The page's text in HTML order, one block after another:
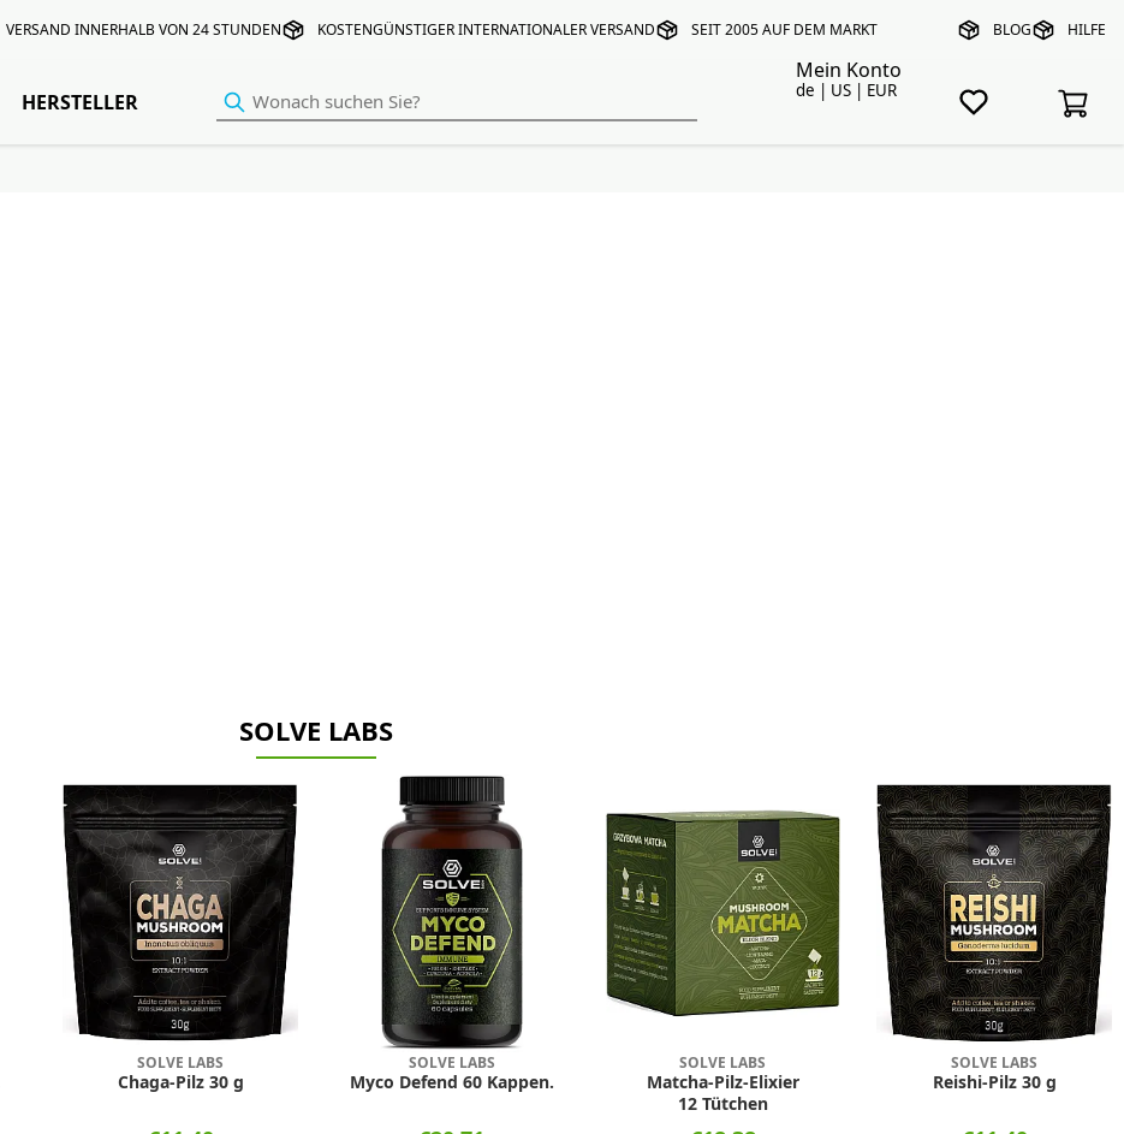
VERSAND INNERHALB VON 24 STUNDEN KOSTENGÜNSTIGER INTERNATIONALER VERSAND SEIT 2005 AUF DEM MARKT BLOG HILFE
Mein Konto
de | US | EUR
HERSTELLER
SOLVE LABS
SOLVE LABS
Chaga-Pilz 30 g
SOLVE LABS
Myco Defend 60 Kappen.
SOLVE LABS
Matcha-Pilz-Elixier
12 Tütchen
SOLVE LABS
Reishi-Pilz 30 g